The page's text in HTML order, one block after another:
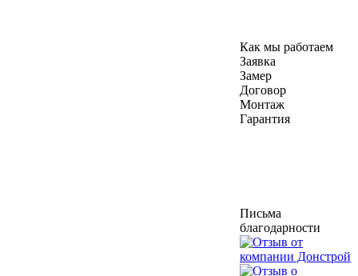
Как мы работаем
Заявка
Замер
Договор
Монтаж
Гарантия
Письма
благодарности